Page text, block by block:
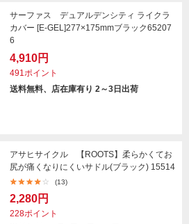
サーファス デュアルデンシティ ライクラ
カバー [E-GEL]277×175mmブラック65207
6
4,910円
491ポイント
送料無料、店在庫有り 2～3日出荷
アサヒサイクル 【ROOTS】柔らかくてお
尻が痛くなりにくいサドル(ブラック) 15514
(13)
2,280円
228ポイント